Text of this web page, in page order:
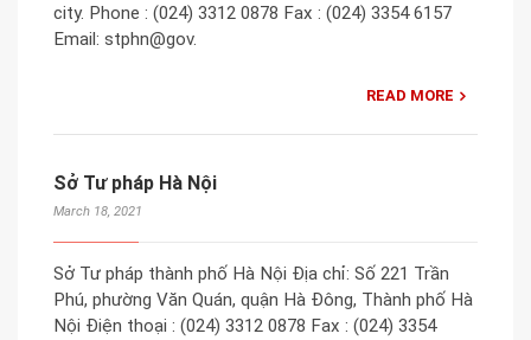
city. Phone : (024) 3312 0878 Fax : (024) 3354 6157
Email: stphn@gov.
READ MORE
Sở Tư pháp Hà Nội
March 18, 2021
Sở Tư pháp thành phố Hà Nội Địa chỉ: Số 221 Trần
Phú, phường Văn Quán, quận Hà Đông, Thành phố Hà
Nội Điện thoại : (024) 3312 0878 Fax : (024) 3354